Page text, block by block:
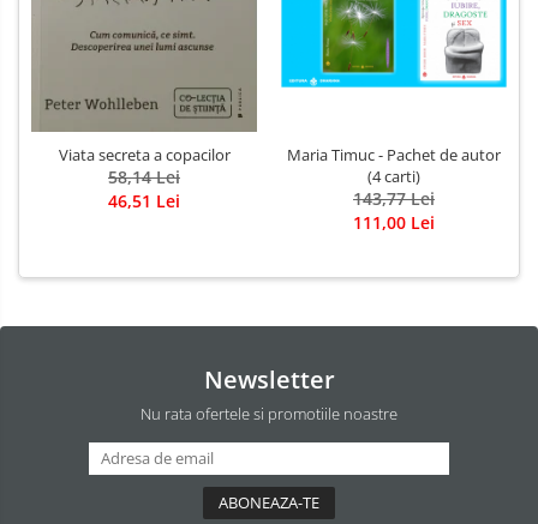
Viata secreta a copacilor
58,14 Lei
46,51 Lei
Maria Timuc - Pachet de autor
(4 carti)
143,77 Lei
111,00 Lei
Newsletter
Nu rata ofertele si promotiile noastre